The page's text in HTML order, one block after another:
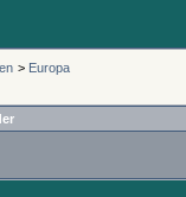
> Europa